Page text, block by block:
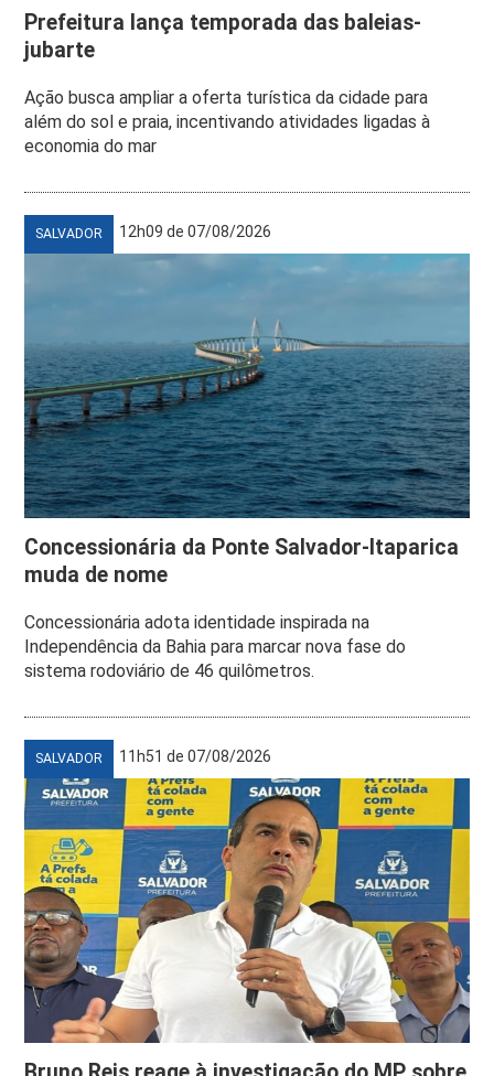
Prefeitura lança temporada das baleias-
jubarte
Ação busca ampliar a oferta turística da cidade para
além do sol e praia, incentivando atividades ligadas à
economia do mar
SALVADOR 12h09 de 07/08/2026
Concessionária da Ponte Salvador-Itaparica
muda de nome
Concessionária adota identidade inspirada na
Independência da Bahia para marcar nova fase do
sistema rodoviário de 46 quilômetros.
SALVADOR 11h51 de 07/08/2026